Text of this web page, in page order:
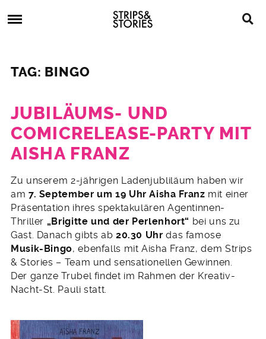
to
Strips
&
Stories
Comics,
TAG: BINGO
JUBILÄUMS- UND
COMICRELEASE-PARTY MIT
AISHA FRANZ
25.
Juli
2012
Zu unserem 2-jährigen Ladenjubliläum haben wir
am 7. September um 19 Uhr Aisha Franz mit einer
Präsentation ihres spektakulären Agentinnen-
Thriller „Brigitte und der Perlenhort“ bei uns zu
Gast. Danach gibts ab 20.30 Uhr das famose
Musik-Bingo, ebenfalls mit Aisha Franz, dem Strips
& Stories – Team und sensationellen Gewinnen.
Der ganze Trubel findet im Rahmen der Kreativ-
Nacht-St. Pauli statt.